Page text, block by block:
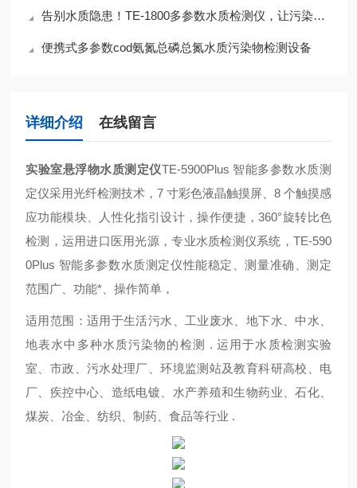
告别水质隐患！TE-1800多参数水质检测仪，让污染物含量一目了然！
便携式多参数cod氨氮总磷总氮水质污染物检测设备
详细介绍 在线留言
实验室悬浮物水质测定仪TE-5900Plus 智能多参数水质测
定仪采用光纤检测技术，7 寸彩色液晶触摸屏、8 个触摸感
应功能模块、人性化指引设计，操作便捷，360°旋转比色
检测，运用进口医用光源，专业水质检测仪系统，TE-590
0Plus 智能多参数水质测定仪性能稳定、测量准确、测定
范围广、功能*、操作简单，
适用范围：适用于生活污水、工业废水、地下水、中水、
地表水中多种水质污染物的检测 . 运用于水质检测实验
室、市政、污水处理厂、环境监测站及教育科研高校、电
厂、疾控中心、造纸电镀、水产养殖和生物药业、石化、
煤炭、冶金、纺织、制药、食品等行业 .